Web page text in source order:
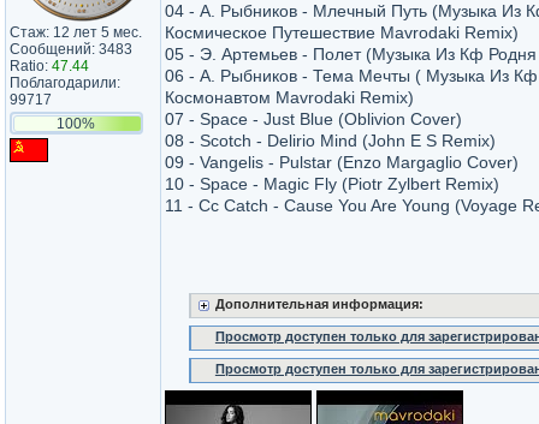
Стаж: 12 лет 5 мес.
Сообщений: 3483
Ratio: 47.44
Поблагодарили:
99717
100%
04 - А. Рыбников - Млечный Путь (Музыка Из
Космическое Путешествие Mavrodaki Remix)
05 - Э. Артемьев - Полет (Музыка Из Кф
06 - А. Рыбников - Тема Мечты ( Музыка Из
Космонавтом Mavrodaki Remix)
07 - Space - Just Blue (Oblivion Cover)
08 - Scotch - Delirio Mind (John E S Remix)
09 - Vangelis - Pulstar (Enzo Margaglio Cover)
10 - Space - Magic Fly (Piotr Zylbert Remix)
11 - Cc Catch - Cause You Are Young (Voyage
Дополнительная информация:
Просмотр доступен только для
Просмотр доступен только для